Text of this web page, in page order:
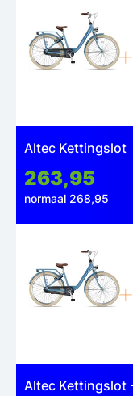
Altec Kettingslot
263,95
normaal 268,95
Altec Kettingslot